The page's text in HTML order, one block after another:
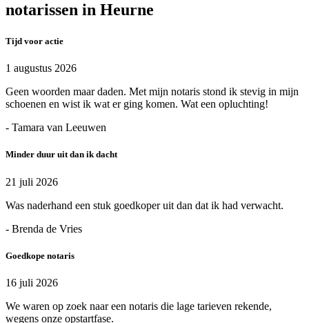
notarissen in Heurne
Tijd voor actie
1 augustus 2026
Geen woorden maar daden. Met mijn notaris stond ik stevig in mijn
schoenen en wist ik wat er ging komen. Wat een opluchting!
- Tamara van Leeuwen
Minder duur uit dan ik dacht
21 juli 2026
Was naderhand een stuk goedkoper uit dan dat ik had verwacht.
- Brenda de Vries
Goedkope notaris
16 juli 2026
We waren op zoek naar een notaris die lage tarieven rekende,
wegens onze opstartfase.